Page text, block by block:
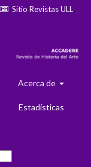
Acerca de
Estadísticas
Sitio Revistas ULL